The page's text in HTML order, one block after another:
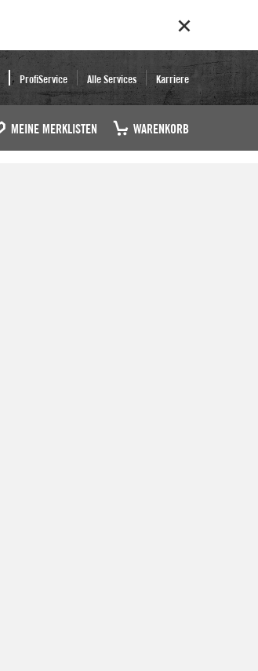
ProfiService Alle Services Karriere
MEINE MERKLISTEN WARENKORB